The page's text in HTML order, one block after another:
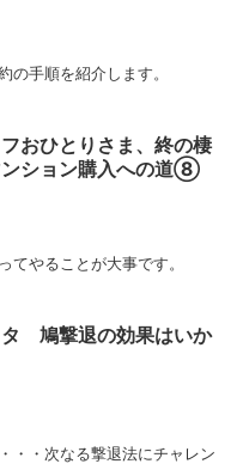
の手順を紹介します。
おひとりさま、終の棲
ンション購入への道⑧
てやることが大事です。
タ 鳩撃退の効果はいか
・・次なる撃退法にチャレン